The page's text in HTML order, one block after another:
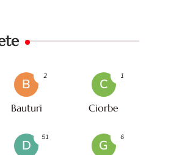
B
Bauturi
2
C
Ciorbe
1
D
51
G
6